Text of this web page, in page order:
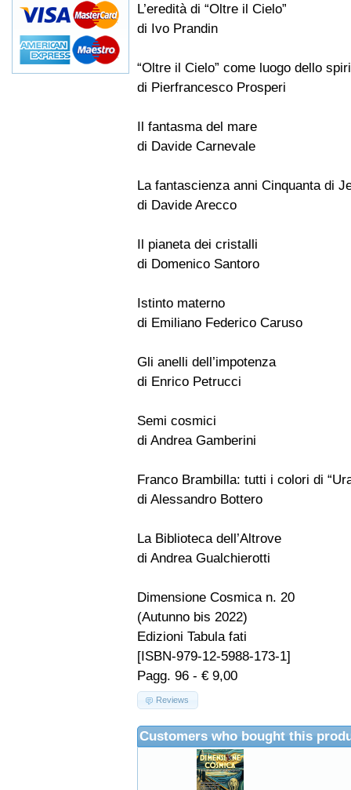
L’eredità di “Oltre il Cielo”
di Ivo Prandin
“Oltre il Cielo” come luogo dello
di Pierfrancesco Prosperi
Il fantasma del mare
di Davide Carnevale
La fantascienza anni Cinquanta di
di Davide Arecco
Il pianeta dei cristalli
di Domenico Santoro
Istinto materno
di Emiliano Federico Caruso
Gli anelli dell’impotenza
di Enrico Petrucci
Semi cosmici
di Andrea Gamberini
Franco Brambilla: tutti i colori di
di Alessandro Bottero
La Biblioteca dell’Altrove
di Andrea Gualchierotti
Dimensione Cosmica n. 20
(Autunno bis 2022)
Edizioni Tabula fati
[ISBN-979-12-5988-173-1]
Pagg. 96 - € 9,00
Reviews
Customers who bought this